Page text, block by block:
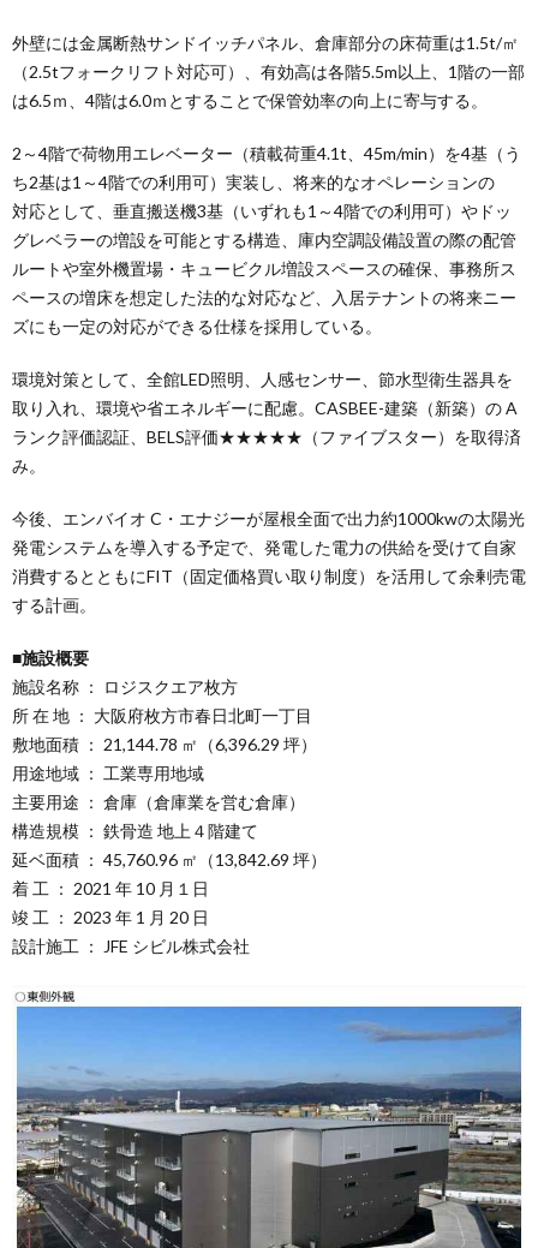
外壁には金属断熱サンドイッチパネル、倉庫部分の床荷重は1.5t/㎡
（2.5tフォークリフト対応可）、有効高は各階5.5m以上、1階の一部
は6.5ｍ、4階は6.0ｍとすることで保管効率の向上に寄与する。
2～4階で荷物用エレベーター（積載荷重4.1t、45m/min）を4基（う
ち2基は1～4階での利用可）実装し、将来的なオペレーションの
対応として、垂直搬送機3基（いずれも1～4階での利用可）やドッ
グレベラーの増設を可能とする構造、庫内空調設備設置の際の配管
ルートや室外機置場・キュービクル増設スペースの確保、事務所ス
ペースの増床を想定した法的な対応など、入居テナントの将来ニー
ズにも一定の対応ができる仕様を採用している。
環境対策として、全館LED照明、人感センサー、節水型衛生器具を
取り入れ、環境や省エネルギーに配慮。CASBEE-建築（新築）の A
ランク評価認証、BELS評価★★★★★（ファイブスター）を取得済
み。
今後、エンバイオ C・エナジーが屋根全面で出力約1000kwの太陽光
発電システムを導入する予定で、発電した電力の供給を受けて自家
消費するとともにFIT（固定価格買い取り制度）を活用して余剰売電
する計画。
■施設概要
施設名称 ： ロジスクエア枚方
所 在 地 ： 大阪府枚方市春日北町一丁目
敷地面積 ： 21,144.78 ㎡（6,396.29 坪）
用途地域 ： 工業専用地域
主要用途 ： 倉庫（倉庫業を営む倉庫）
構造規模 ： 鉄骨造 地上４階建て
延ベ面積 ： 45,760.96 ㎡（13,842.69 坪）
着 工 ： 2021 年 10 月１日
竣 工 ： 2023 年 1 月 20 日
設計施工 ： JFE シビル株式会社